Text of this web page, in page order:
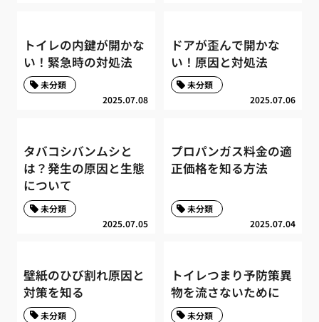
トイレの内鍵が開かな
い！緊急時の対処法
2025.07.08
未分類
ドアが歪んで開かな
い！原因と対処法
2025.07.06
未分類
タバコシバンムシと
は？発生の原因と生態
について
2025.07.05
未分類
プロパンガス料金の適
正価格を知る方法
2025.07.04
未分類
壁紙のひび割れ原因と
対策を知る
未分類
トイレつまり予防策異
物を流さないために
未分類